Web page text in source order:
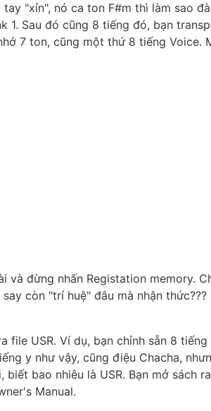
"xỉn", nó ca ton F#m thì làm sao
1. Sau đó cũng 8 tiếng đó, bạn
7 ton, cũng một thứ 8 tiếng Voice.
đừng nhấn Registation memory.
còn "trí huệ" đâu mà nhận
file USR. Ví dụ, bạn chỉnh sẵn 8 tiếng
y như vậy, cũng điệu Chacha,
bao nhiêu là USR. Bạn mở sách
Manual.